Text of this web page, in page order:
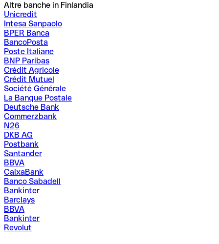
Altre banche in Finlandia
Unicredit
Intesa Sanpaolo
BPER Banca
BancoPosta
Poste Italiane
BNP Paribas
Crédit Agricole
Crédit Mutuel
Société Générale
La Banque Postale
Deutsche Bank
Commerzbank
N26
DKB AG
Postbank
Santander
BBVA
CaixaBank
Banco Sabadell
Bankinter
Barclays
BBVA
Bankinter
Revolut